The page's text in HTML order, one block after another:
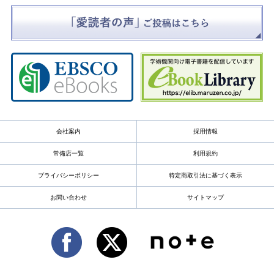
会社案内 採用情報
常備店一覧 利用規約
プライバシーポリシー 特定商取引法に基づく表示
お問い合わせ サイトマップ